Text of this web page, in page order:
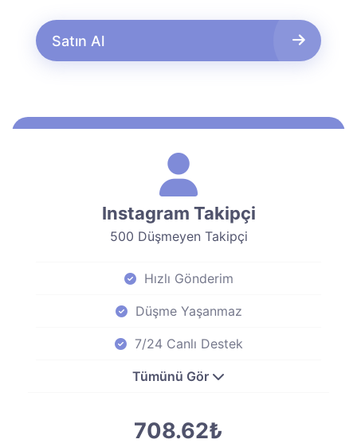
Satın Al
Instagram Takipçi
500 Düşmeyen Takipçi
Hızlı Gönderim
Düşme Yaşanmaz
7/24 Canlı Destek
Tümünü Gör
708.62₺